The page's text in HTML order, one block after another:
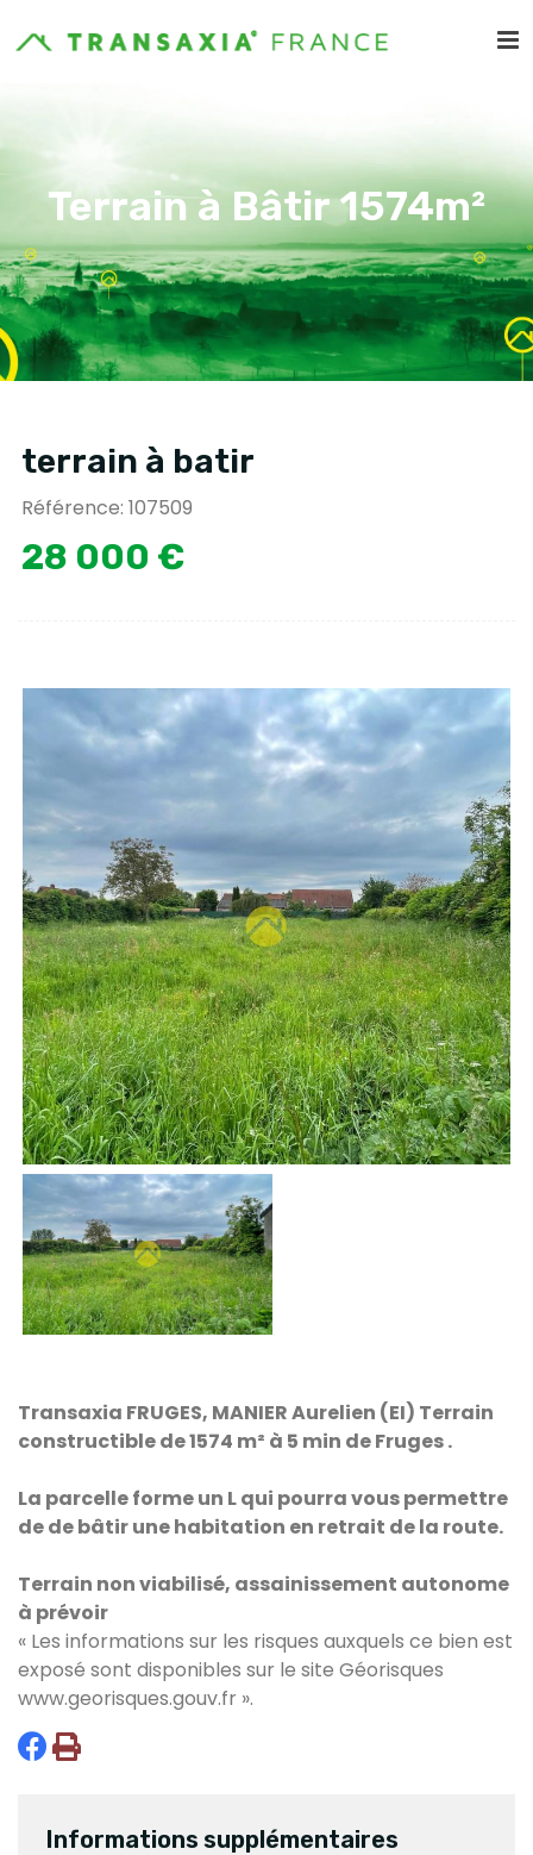
Terrain à Bâtir 1574m²
terrain à batir
Référence: 107509
28 000 €
Transaxia FRUGES, MANIER Aurelien (EI) Terrain
constructible de 1574 m² à 5 min de Fruges .
La parcelle forme un L qui pourra vous permettre
de de bâtir une habitation en retrait de la route.
Terrain non viabilisé, assainissement autonome
à prévoir
« Les informations sur les risques auxquels ce bien est
exposé sont disponibles sur le site Géorisques
www.georisques.gouv.fr ».
Informations supplémentaires